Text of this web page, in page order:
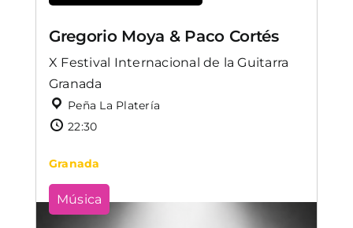
Gregorio Moya & Paco Cortés
X Festival Internacional de la Guitarra
Granada
Peña La Platería
22:30
Granada
Música